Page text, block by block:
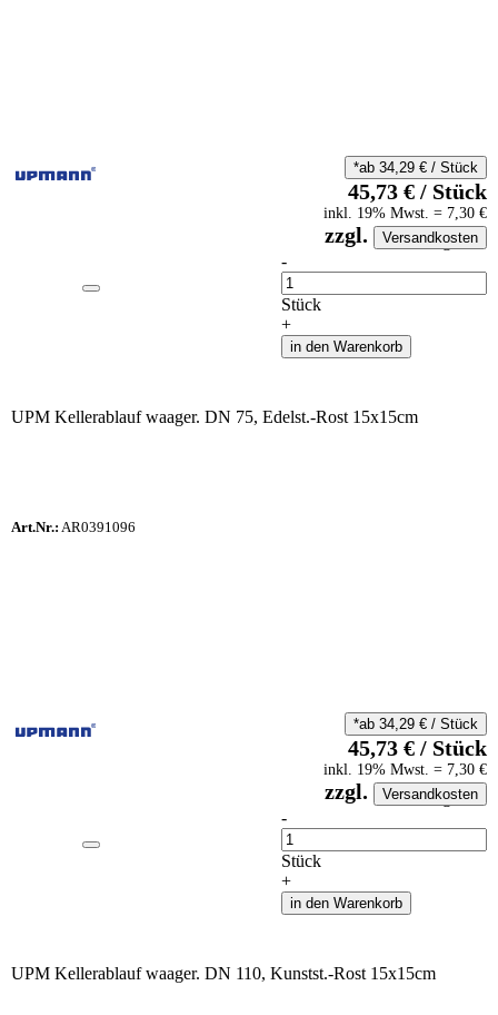
auf Anfrageliste
-
Anzahl
Stück
+
in den Warenkorb
*ab 34,29 €/ Stück
45,73 €/ Stück
inkl. 19% Mwst. = 7,30 €
zzgl. Versandkosten
UPM Kellerablauf waager. DN 75, Edelst.-Rost 15x15cm
Art.Nr.: AR0391096
auf Anfrageliste
-
Anzahl
Stück
+
in den Warenkorb
*ab 34,29 €/ Stück
45,73 €/ Stück
inkl. 19% Mwst. = 7,30 €
zzgl. Versandkosten
UPM Kellerablauf waager. DN 110, Kunstst.-Rost 15x15cm